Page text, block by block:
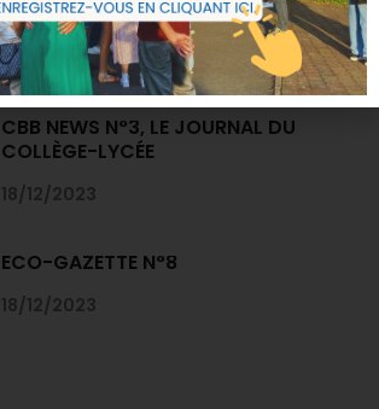
01/07/2025
CBB NEWS N°3, LE JOURNAL DU
COLLÈGE-LYCÉE
18/12/2023
ECO-GAZETTE N°8
18/12/2023